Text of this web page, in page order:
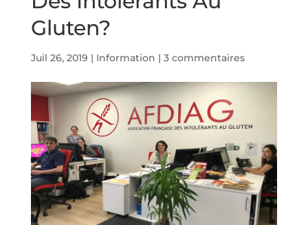
Gluten?
Juil 26, 2019 | Information | 3 commentaires